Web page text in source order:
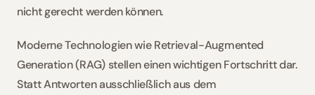
nicht gerecht werden können.
Moderne Technologien wie Retrieval-Augmented
Generation (RAG) stellen einen wichtigen Fortschritt dar.
Statt Antworten ausschließlich aus dem